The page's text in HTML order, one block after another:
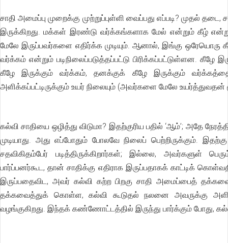
சாதி அமைப்பு முறைக்கு முற்றுப்புள்ளி வைப்பது எப்படி? முதல்
இருக்கிறது. மக்கள் இரண்டு வர்க்கங்களாக மேல் என்றும் கீழ்
மேலே இருப்பவர்களை எதிர்க்க முடியும். ஆனால், இங்கு
வர்க்கம் என்றும் படிநிலைப்படுத்தப்பட்டு பிரிக்கப்பட்டுள்ளன.
கீழே இருக்கும் வர்க்கம், தனக்குக் கீழே இருக்கும்
அளிக்கப்பட்டிருக்கும் உயர் நிலையும் (அவர்களை மேலே உயர்த்துவதன்
கல்வி சாதியை ஒழித்து விடுமா? இதற்குரிய பதில் ‘ஆம்’; அதே
முடியாது. அது எப்போதும் போலவே நிலைப் பெற்றிருக்கும்.
சதவிகிதம்பேர் படித்திருக்கிறார்கள்; இல்லை, அவர்களுள்
பார்ப்பனர்கூட, தான் சாதிக்கு எதிராக இருப்பதாகக் காட்டிக்
இருப்பதைவிட, அவர் கல்வி கற்ற பிறகு சாதி அமைப்பைத்
தக்கவைத்துக் கொள்ள, கல்வி கூடுதல் நலனை அவருக்கு
வழங்குகிறது. இந்தக் கண்ணோட்டத்தில் இருந்து பார்க்கும் போது,